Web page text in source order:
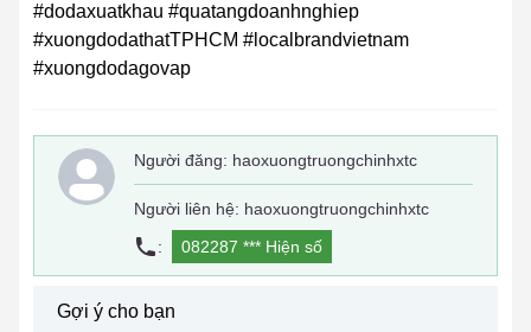
#dodaxuatkhau #quatangdoanhnghiep
#xuongdodathatTPHCM #localbrandvietnam
#xuongdodagovap
Người đăng: haoxuongtruongchinhxtc
Người liên hệ: haoxuongtruongchinhxtc
:
082287 *** Hiện số
Gợi ý cho bạn